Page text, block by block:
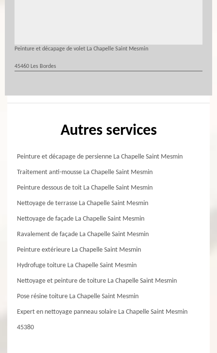
Peinture et décapage de volet La Chapelle Saint Mesmin
45460 Les Bordes
Autres services
Peinture et décapage de persienne La Chapelle Saint Mesmin
Traitement anti-mousse La Chapelle Saint Mesmin
Peinture dessous de toit La Chapelle Saint Mesmin
Nettoyage de terrasse La Chapelle Saint Mesmin
Nettoyage de façade La Chapelle Saint Mesmin
Ravalement de façade La Chapelle Saint Mesmin
Peinture extérieure La Chapelle Saint Mesmin
Hydrofuge toiture La Chapelle Saint Mesmin
Nettoyage et peinture de toiture La Chapelle Saint Mesmin
Pose résine toiture La Chapelle Saint Mesmin
Expert en nettoyage panneau solaire La Chapelle Saint Mesmin
45380